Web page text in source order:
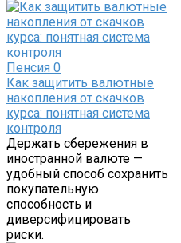
Пенсия 0
Как защитить валютные
накопления от скачков
курса: понятная система
контроля
Держать сбережения в
иностранной валюте —
удобный способ сохранить
покупательную
способность и
диверсифицировать
риски.